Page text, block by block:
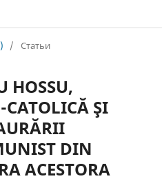
/ Статьи
HOSSU,
CATOLICĂ ŞI
DIN
ACESTORA